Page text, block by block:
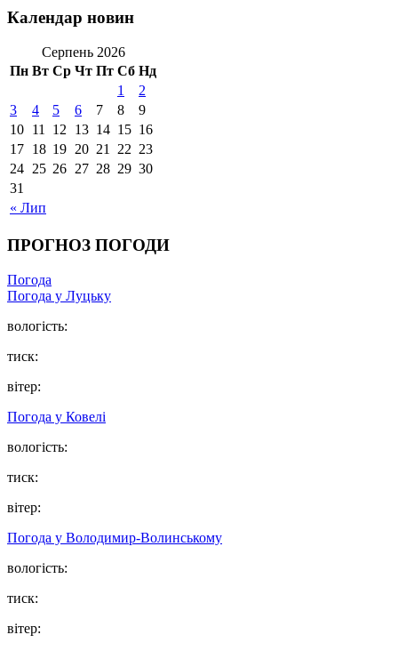
Календар новин
Серпень 2026
Пн Вт Ср Чт Пт Сб Нд
« Лип
1
2
3
4 5 6 7 8
9
10 11 12 13 14 15 16
17 18 19 20 21 22 23
24 25 26 27 28 29 30
31
ПРОГНОЗ ПОГОДИ
Погода
Погода у Луцьку
вологість:
тиск:
вітер:
Погода у Ковелі
вологість:
тиск:
вітер:
Погода у Володимир-Волинському
вологість:
тиск:
вітер: